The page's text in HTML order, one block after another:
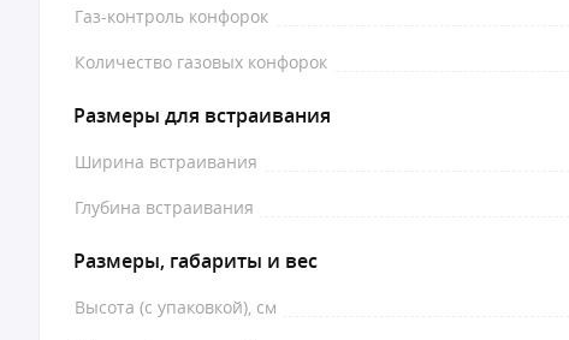
Газ-контроль конфорок
Количество газовых конфорок
Размеры для встраивания
Ширина встраивания
Глубина встраивания
Размеры, габариты и вес
Высота (с упаковкой), см